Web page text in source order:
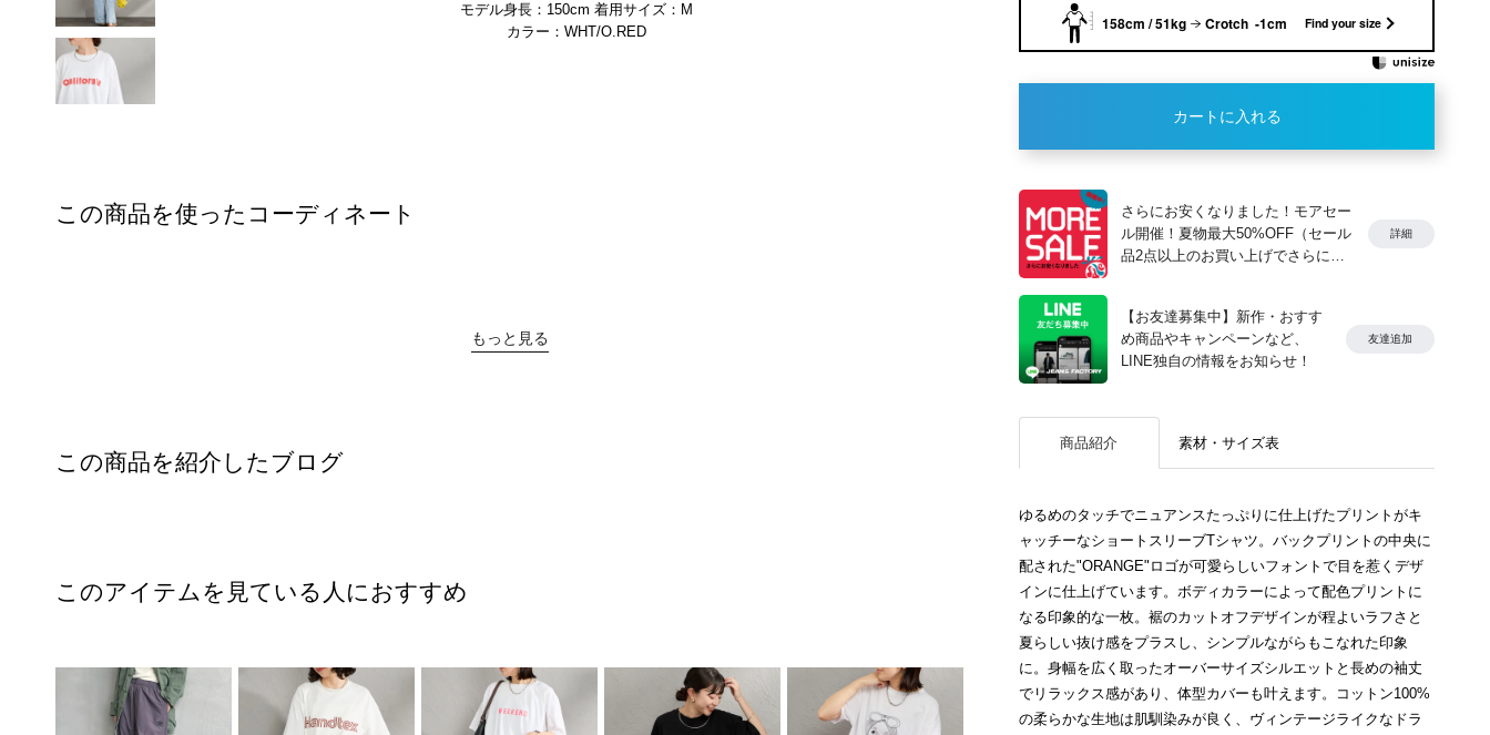
モデル身長：150cm 着用サイズ：M
WHT/O.RED
この商品を使ったコーディネート
もっと見る
この商品を紹介したブログ
このアイテムを見ている人におすすめ
158cm / 51kg Crotch -1cm Find your size
カートに入れる
さらにお安くなりました！モアセー
ル開催！夏物最大50%OFF（セール
品2点以上のお買い上げでさらに
詳細
【お友達募集中】新作・おすす
め商品やキャンペーンなど、
LINE独自の情報をお知らせ！
友達追加
商品紹介 素材・サイズ表
ゆるめのタッチでニュアンスたっぷりに仕上げたプリントがキ
ャッチーなショートスリーブTシャツ。バックプリントの中央に
配された"ORANGE"ロゴが可愛らしいフォントで目を惹くデザ
インに仕上げています。ボディカラーによって配色プリントに
なる印象的な一枚。裾のカットオフデザインが程よいラフさと
夏らしい抜け感をプラスし、シンプルながらもこなれた印象
に。身幅を広く取ったオーバーサイズシルエットと長めの袖丈
でリラックス感があり、体型カバーも叶えます。コットン100%
の柔らかな生地は肌馴染みが良く、ヴィンテージライクなドラ